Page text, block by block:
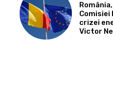
Comisiei
crizei
Victor